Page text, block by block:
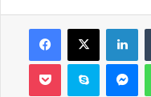
Facebook
X
Pocket Skype